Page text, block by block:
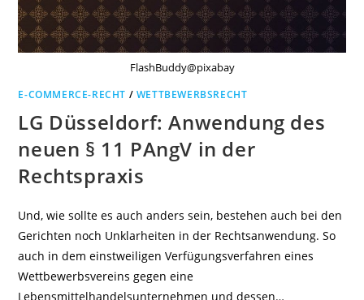
FlashBuddy@pixabay
E-COMMERCE-RECHT / WETTBEWERBSRECHT
LG Düsseldorf: Anwendung des
neuen § 11 PAngV in der
Rechtspraxis
Und, wie sollte es auch anders sein, bestehen auch bei den
Gerichten noch Unklarheiten in der Rechtsanwendung. So
auch in dem einstweiligen Verfügungsverfahren eines
Wettbewerbsvereins gegen eine
Lebensmittelhandelsunternehmen und dessen…